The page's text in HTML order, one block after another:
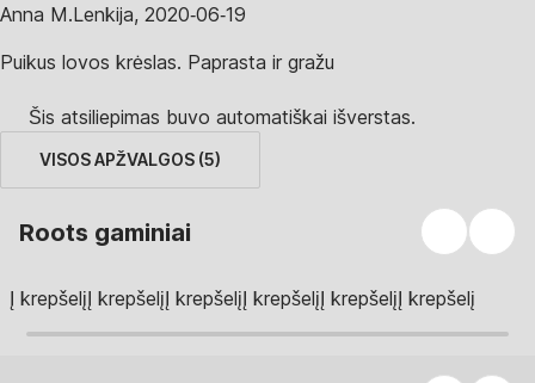
Anna M.Lenkija, 2020‑06‑19
Puikus lovos krėslas. Paprasta ir gražu
Šis atsiliepimas buvo automatiškai išverstas.
VISOS APŽVALGOS (5)
Roots gaminiai
Į krepšelįĮ krepšelįĮ krepšelįĮ krepšelįĮ krepšelįĮ krepšelį